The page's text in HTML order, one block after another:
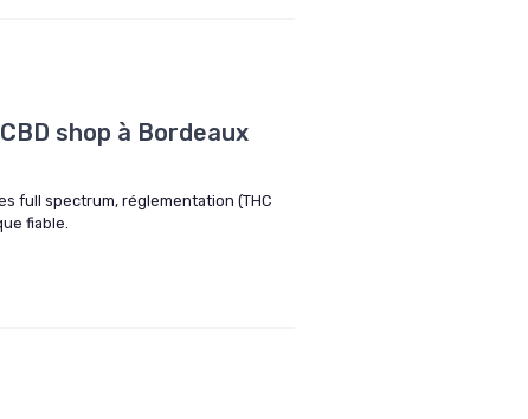
shop à Bordeaux
full spectrum, réglementation (THC
fiable.